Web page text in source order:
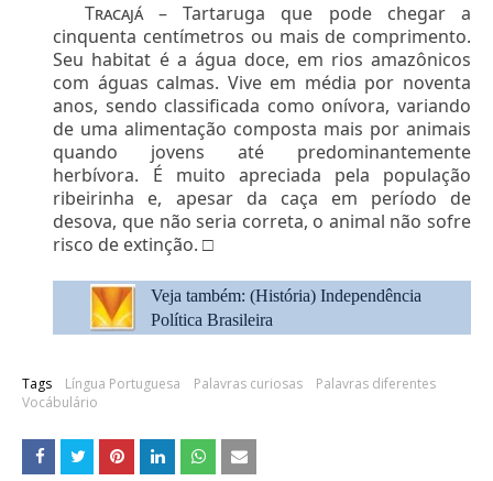
Tracajá –Tartaruga que pode chegar a
cinquenta centímetros ou mais de comprimento.
Seu habitat é a água doce, em rios amazônicos
com águas calmas. Vive em média por noventa
anos, sendo classificada como onívora, variando
de uma alimentação composta mais por animais
quando jovens até predominantemente
herbívora. É muito apreciada pela população
ribeirinha e, apesar da caça em período de
desova, que não seria correta, o animal não sofre
risco de extinção. □
Veja também: (História) Independência
Política Brasileira
Tags Língua Portuguesa Palavras curiosas
Palavras diferentes
Vocábulário